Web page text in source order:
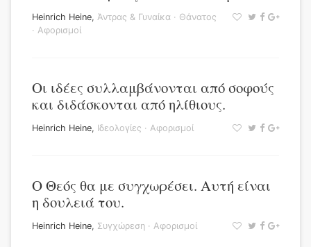
Heinrich Heine, Άντρας & Γυναίκα · Θάνατος
· Αφορισμοί
Οι ιδέες συλλαμβάνονται από σοφούς
και διδάσκονται από ηλίθιους.
Heinrich Heine, Ιδεολογίες · Αφορισμοί
Ο Θεός θα με συγχωρέσει. Αυτή είναι
η δουλειά του.
Heinrich Heine, Συγχώρεση · Αφορισμοί